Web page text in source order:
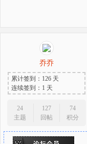
乔乔
累计签到：126 天
连续签到：1 天
24
主题
127
回帖
74
积分